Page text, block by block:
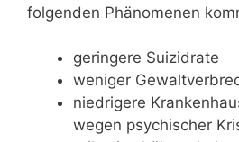
folgenden Phänomenen
geringere Suizidrate
weniger
niedrigere
wegen psychischer